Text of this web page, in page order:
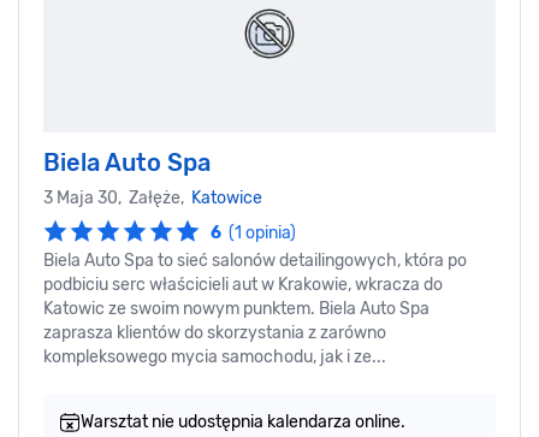
Biela Auto Spa
3 Maja 30, Załęże, Katowice
6 (1 opinia)
Biela Auto Spa to sieć salonów detailingowych, która po
podbiciu serc właścicieli aut w Krakowie, wkracza do
Katowic ze swoim nowym punktem. Biela Auto Spa
zaprasza klientów do skorzystania z zarówno
kompleksowego mycia samochodu, jak i ze...
Warsztat nie udostępnia kalendarza online.